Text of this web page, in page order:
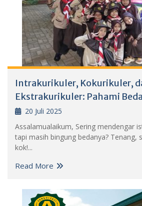
Intrakurikuler, Kokurikuler,
Ekstrakurikuler: Pahami
20 Juli 2025
Assalamualaikum, Sering mendengar
tapi masih bingung bedanya? Tenang,
kok!...
Read More